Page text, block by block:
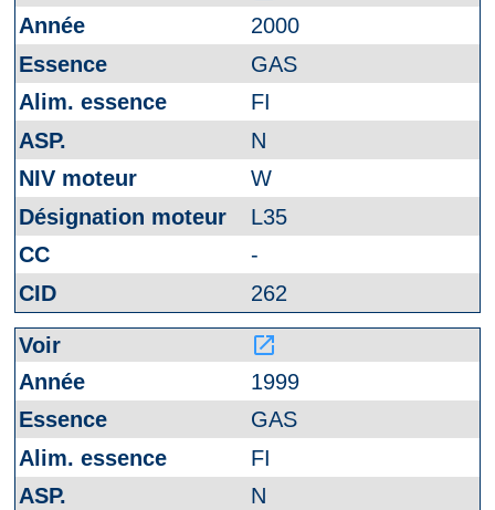
2000
GAS
FI
N
W
L35
-
262
launch
1999
GAS
FI
N